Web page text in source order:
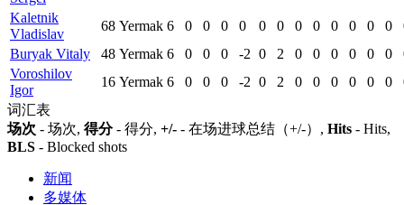
Kaletnik
Vladislav
68 Yermak 6 0 0 0 0 0 0 0 0 0 0 0 0
Buryak Vitaly
48 Yermak 6 0 0 0 -2 0 2 0 0 0 0 0 0
Voroshilov
Igor
16 Yermak 6 0 0 0 -2 0 2 0 0 0 0 0 0
词汇表
场次 - 场次, 得分- 得分, +/- - 在场进球总结（+/-）, Hits - Hits,
BLS - Blocked shots
新闻
多媒体